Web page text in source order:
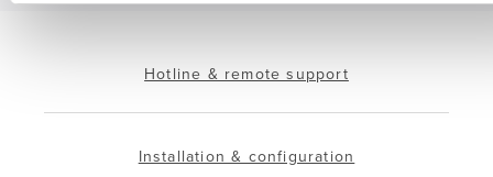
Hotline & remote support
Installation & configuration